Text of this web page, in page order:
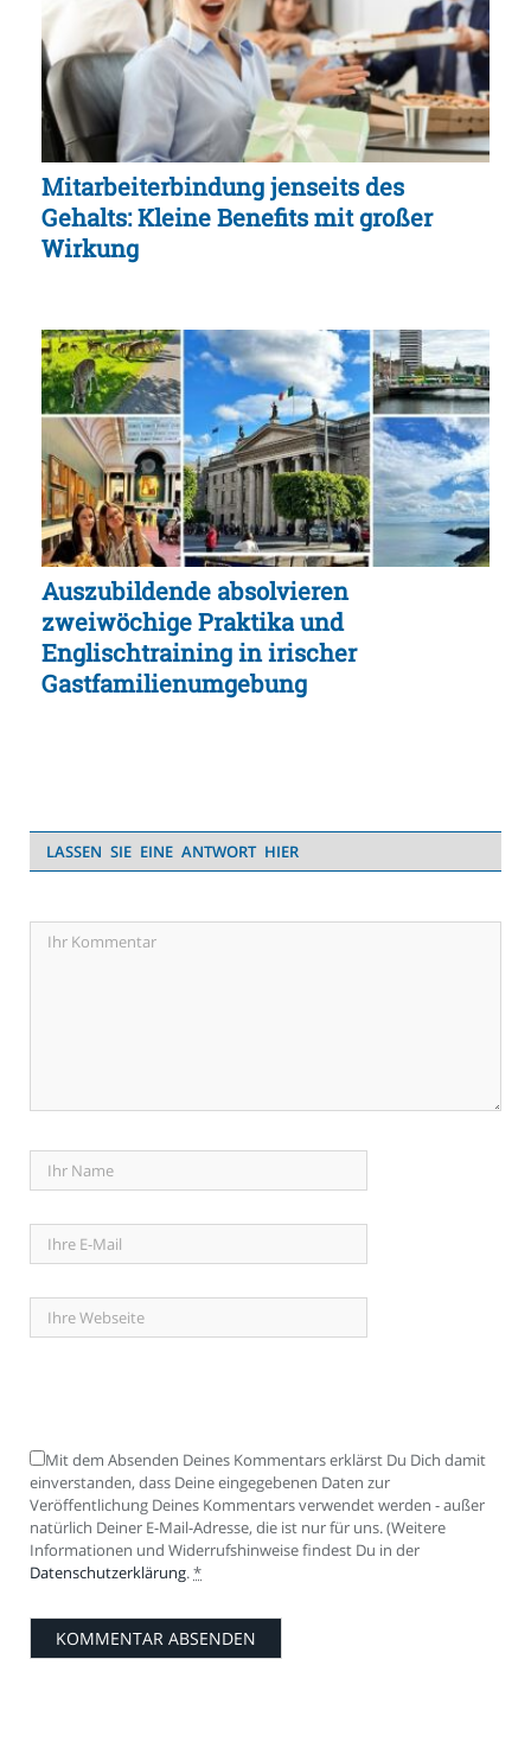
Mitarbeiterbindung jenseits des
Gehalts: Kleine Benefits mit großer
Wirkung
Auszubildende absolvieren
zweiwöchige Praktika und
Englischtraining in irischer
Gastfamilienumgebung
LASSEN SIE EINE ANTWORT HIER
Mit dem Absenden Deines Kommentars erklärst Du Dich damit
einverstanden, dass Deine eingegebenen Daten zur
Veröffentlichung Deines Kommentars verwendet werden - außer
natürlich Deiner E-Mail-Adresse, die ist nur für uns. (Weitere
Informationen und Widerrufshinweise findest Du in der
Datenschutzerklärung. *